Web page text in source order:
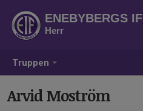
Truppen
ENEBYBERGS IF
Herr
Arvid Moström